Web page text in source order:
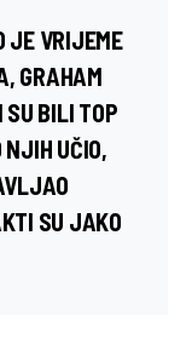
JE VRIJEME
GRAHAM
SU BILI TOP
UČIO,
SU JAKO